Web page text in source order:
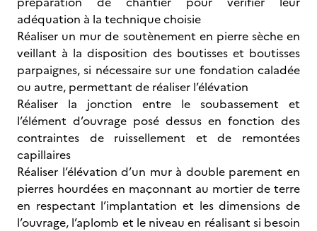
adéquation à la technique choisie
Réaliser un mur de soutènement en pierre sèche en
veillant à la disposition des boutisses et boutisses
parpaignes, si nécessaire sur une fondation caladée
ou autre, permettant de réaliser l’élévation
Réaliser la jonction entre le soubassement et
l’élément d’ouvrage posé dessus en fonction des
contraintes de ruissellement et de remontées
capillaires
Réaliser l’élévation d’un mur à double parement en
pierres hourdées en maçonnant au mortier de terre
en respectant l’implantation et les dimensions de
l’ouvrage, l’aplomb et le niveau en réalisant si besoin